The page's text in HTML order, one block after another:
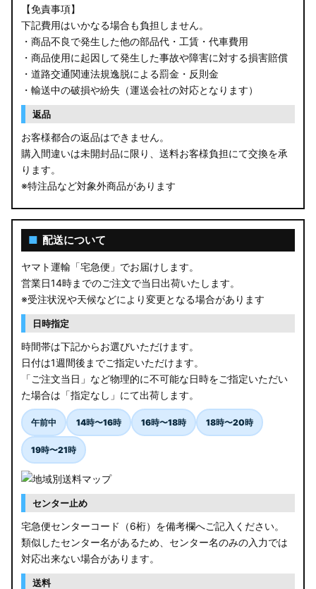
【免責事項】
下記費用はいかなる場合も負担しません。
・商品不良で発生した他の部品代・工賃・代車費用
・商品使用に起因して発生した事故や障害に対する損害賠償
・道路交通関連法規逸脱による罰金・反則金
・輸送中の破損や紛失（運送会社の対応となります）
返品
お客様都合の返品はできません。
購入間違いは未開封品に限り、送料お客様負担にて交換を承
ります。
※特注品など対象外商品があります
■ 配送について
ヤマト運輸「宅急便」でお届けします。
営業日14時までのご注文で当日出荷いたします。
※受注状況や天候などにより変更となる場合があります
日時指定
時間帯は下記からお選びいただけます。
日付は1週間後までご指定いただけます。
「ご注文当日」など物理的に不可能な日時をご指定いただい
た場合は「指定なし」にて出荷します。
午前中 14時〜16時 16時〜18時 18時〜20時
19時〜21時
センター止め
宅急便センターコード（6桁）を備考欄へご記入ください。
類似したセンター名があるため、センター名のみの入力では
対応出来ない場合があります。
送料